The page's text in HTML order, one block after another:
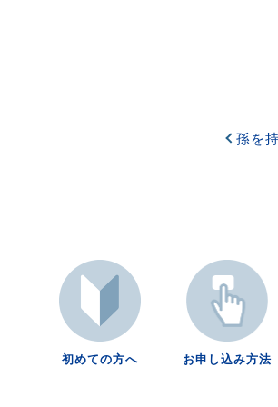
孫を
初めての方へ お申し込み方法